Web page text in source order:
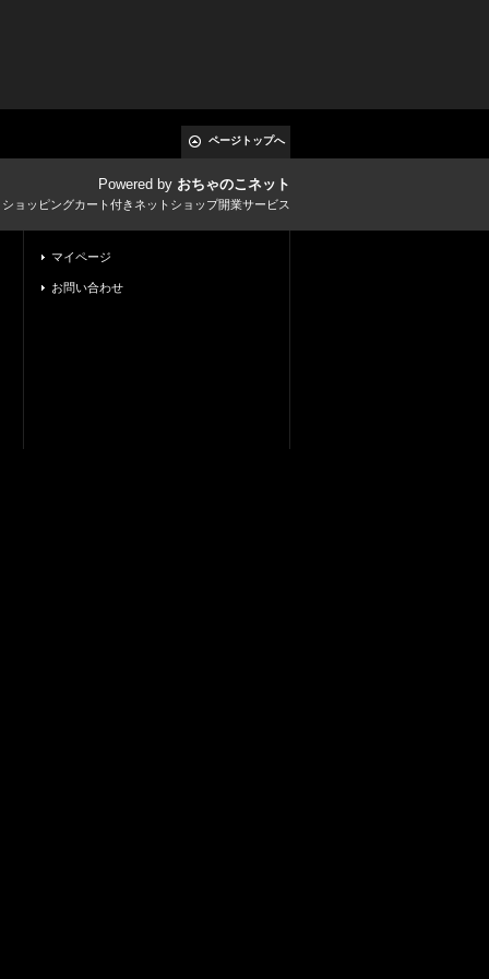
ページトップへ
Powered by おちゃのこネット
ョッピングカート付きネットショップ開業サービス
マイページ
お問い合わせ